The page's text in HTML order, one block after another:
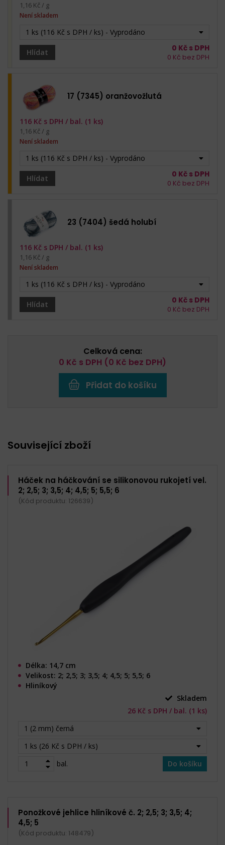
1 ks (116 Kč s DPH / ks) - Vyprodáno
Hlídat
1,16 Kč / g
Není skladem
0 Kč s DPH
0 Kč bez DPH
17 (7345) oranžovožlutá
1 ks (116 Kč s DPH / ks) - Vyprodáno
Hlídat
116 Kč s DPH / bal. (1 ks)
1,16 Kč / g
Není skladem
0 Kč s DPH
0 Kč bez DPH
23 (7404) šedá holubí
1 ks (116 Kč s DPH / ks) - Vyprodáno
Hlídat
116 Kč s DPH / bal. (1 ks)
1,16 Kč / g
Není skladem
0 Kč s DPH
0 Kč bez DPH
Celková cena:
0 Kč s DPH (0 Kč bez DPH)
Přidat do košíku
Související zboží
Háček na háčkování se silikonovou rukojetí vel.
2; 2,5; 3; 3,5; 4; 4,5; 5; 5,5; 6
(Kód produktu: 126639)
Délka: 14,7 cm
Velikost: 2; 2,5; 3; 3,5; 4; 4,5; 5; 5,5; 6
Hliníkový
Skladem
26 Kč s DPH / bal. (1 ks)
1 (2 mm) černá
1 ks (26 Kč s DPH / ks)
bal.
Do košíku
Ponožkové jehlice hliníkové č. 2; 2,5; 3; 3,5; 4;
4,5; 5
(Kód produktu: 148479)